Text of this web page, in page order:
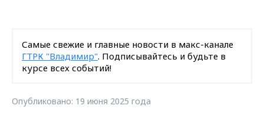
Самые свежие и главные новости в макс-канале
ГТРК "Владимир". Подписывайтесь и будьте в
курсе всех событий!
Опубликовано: 19 июня 2025 года